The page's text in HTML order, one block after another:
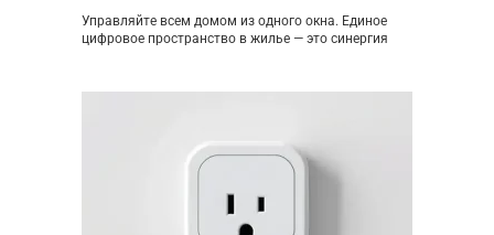
Управляйте всем домом из одного окна. Единое
цифровое пространство в жилье — это синергия